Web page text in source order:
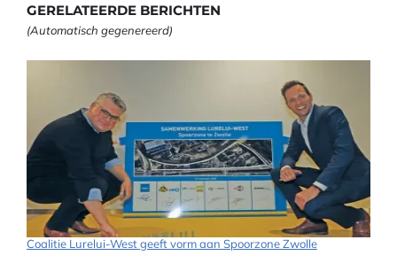
GERELATEERDE BERICHTEN
(Automatisch gegenereerd)
Coalitie Lurelui-West geeft vorm aan Spoorzone Zwolle